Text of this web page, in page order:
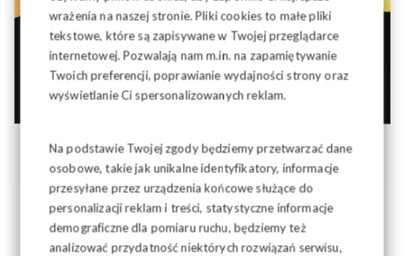
wrażenia na naszej stronie. Pliki cookies to małe pliki
tekstowe, które są zapisywane w Twojej przeglądarce
internetowej. Pozwalają nam m.in. na zapamiętywanie
Twoich preferencji, poprawianie wydajności strony oraz
wyświetlanie Ci spersonalizowanych reklam.
Na podstawie Twojej zgody będziemy przetwarzać dane
osobowe, takie jak unikalne identyfikatory, informacje
przesyłane przez urządzenia końcowe służące do
personalizacji reklam i treści, statystyczne informacje
demograficzne dla pomiaru ruchu, będziemy też
analizować przydatność niektórych rozwiązań serwisu,